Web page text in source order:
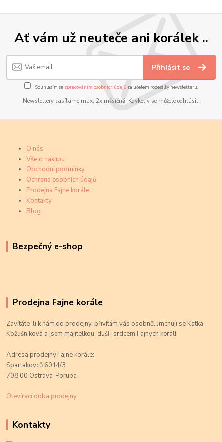
Ať vám už neuteče ani korálek ..
Přihlásit se
Souhlasím se zpracováním osobních údajůza účelem rozesílky newsletteru.
Newslettery zasíláme max. 2x měsíčně. Kdykoliv se můžete odhlásit.
O nás
Vše o nákupu
Obchodní podmínky
Ochrana osobních údajů
Prodejna Fajne korále
Kontakty
Blog
Bezpečný e-shop
Prodejna Fajne korále
Zavítáte-li k nám do prodejny, přivítám vás osobně. Jmenuji se Katka
Kožušníková a jsem majitelkou, duší i srdcem Fajnych korálí.
Adresa prodejny Fajne korále:
Spartakovců 6014/3
708 00 Ostrava-Poruba
Otevírací doba prodejny
Kontakty